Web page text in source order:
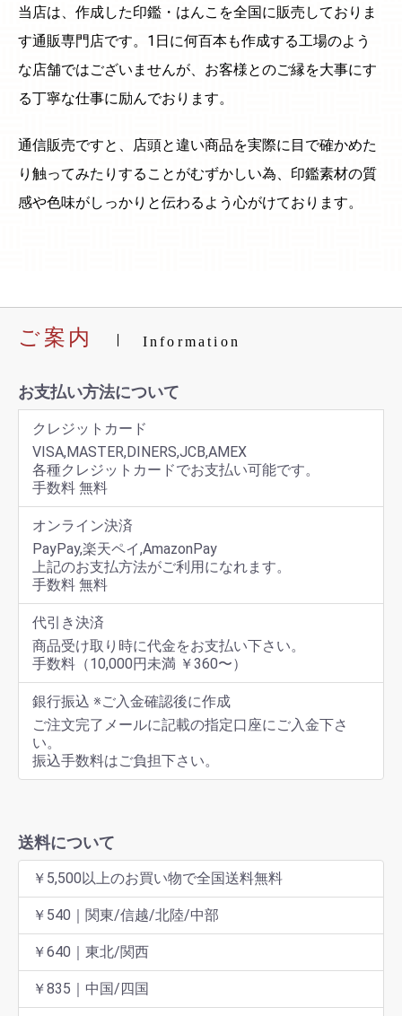
当店は、作成した印鑑・はんこを全国に販売しておりま
す通販専門店です。1日に何百本も作成する工場のよう
な店舗ではございませんが、お客様とのご縁を大事にす
る丁寧な仕事に励んでおります。
通信販売ですと、店頭と違い商品を実際に目で確かめた
り触ってみたりすることがむずかしい為、印鑑素材の質
感や色味がしっかりと伝わるよう心がけております。
ご案内 Information
お支払い方法について
クレジットカード
VISA,MASTER,DINERS,JCB,AMEX
各種クレジットカードでお支払い可能です。
手数料 無料
オンライン決済
PayPay,楽天ペイ,AmazonPay
上記のお支払方法がご利用になれます。
手数料 無料
代引き決済
商品受け取り時に代金をお支払い下さい。
手数料（10,000円未満 ￥360〜）
銀行振込 ※ご入金確認後に作成
ご注文完了メールに記載の指定口座にご入金下さ
い。
振込手数料はご負担下さい。
送料について
￥5,500以上のお買い物で全国送料無料
￥540｜関東/信越/北陸/中部
￥640｜東北/関西
￥835｜中国/四国